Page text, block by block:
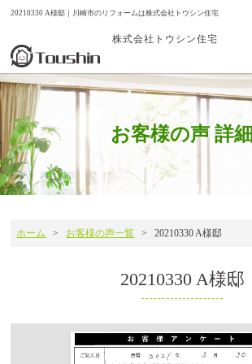
20210330 A様邸｜川崎市のリフォームは株式会社トウシン住宅
株式会社トウシン住宅
お客様の声 詳細
ホーム > お客様の声一覧 > 20210330 A様邸
20210330 A様邸